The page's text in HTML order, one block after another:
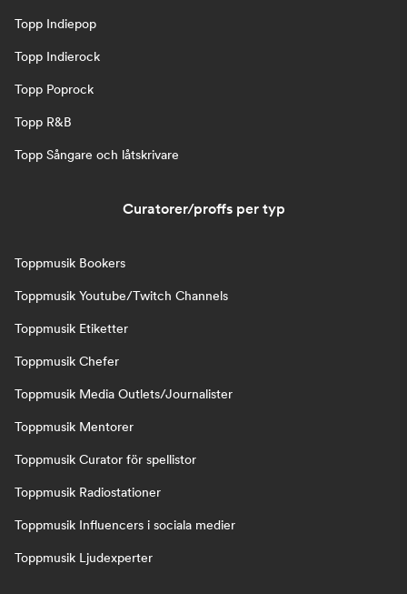
Topp Indiepop
Topp Indierock
Topp Poprock
Topp R&B
Topp Sångare och låtskrivare
Curatorer/proffs per typ
Toppmusik Bookers
Toppmusik Youtube/Twitch Channels
Toppmusik Etiketter
Toppmusik Chefer
Toppmusik Media Outlets/Journalister
Toppmusik Mentorer
Toppmusik Curator för spellistor
Toppmusik Radiostationer
Toppmusik Influencers i sociala medier
Toppmusik Ljudexperter